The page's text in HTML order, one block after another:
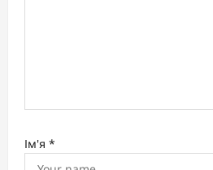
Ім'я *